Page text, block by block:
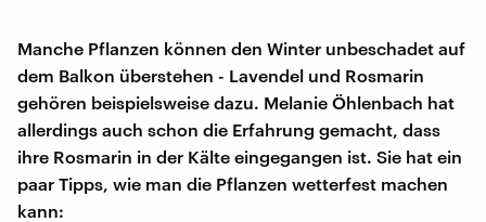
Manche Pflanzen können den Winter unbeschadet auf
dem Balkon überstehen - Lavendel und Rosmarin
gehören beispielsweise dazu. Melanie Öhlenbach hat
allerdings auch schon die Erfahrung gemacht, dass
ihre Rosmarin in der Kälte eingegangen ist. Sie hat ein
paar Tipps, wie man die Pflanzen wetterfest machen
kann: